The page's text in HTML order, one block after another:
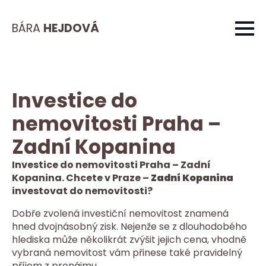
BÁRA HEJDOVÁ
Investice do
nemovitosti Praha –
Zadní Kopanina
Investice do nemovitosti Praha – Zadní
Kopanina. Chcete v Praze – Zadní Kopanina
investovat do nemovitosti?
Dobře zvolená investiční nemovitost znamená
hned dvojnásobný zisk. Nejenže se z dlouhodobého
hlediska může několikrát zvýšit jejich cena, vhodně
vybraná nemovitost vám přinese také pravidelný